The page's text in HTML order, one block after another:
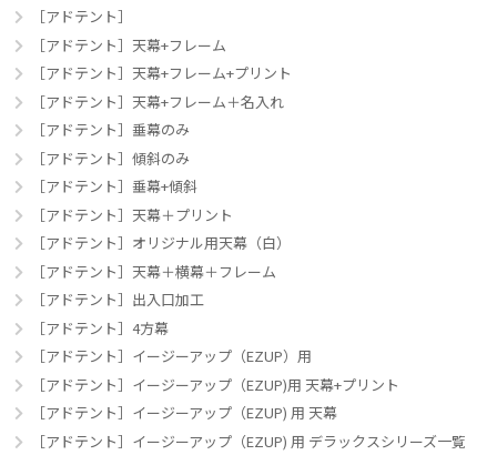
［アドテント］
［アドテント］天幕+フレーム
［アドテント］天幕+フレーム+プリント
［アドテント］天幕+フレーム＋名入れ
［アドテント］垂幕のみ
［アドテント］傾斜のみ
［アドテント］垂幕+傾斜
［アドテント］天幕＋プリント
［アドテント］オリジナル用天幕（白）
［アドテント］天幕＋横幕＋フレーム
［アドテント］出入口加工
［アドテント］4方幕
［アドテント］イージーアップ（EZUP）用
［アドテント］イージーアップ（EZUP)用 天幕+プリント
［アドテント］イージーアップ（EZUP) 用 天幕
［アドテント］イージーアップ（EZUP) 用 デラックスシリーズ一覧